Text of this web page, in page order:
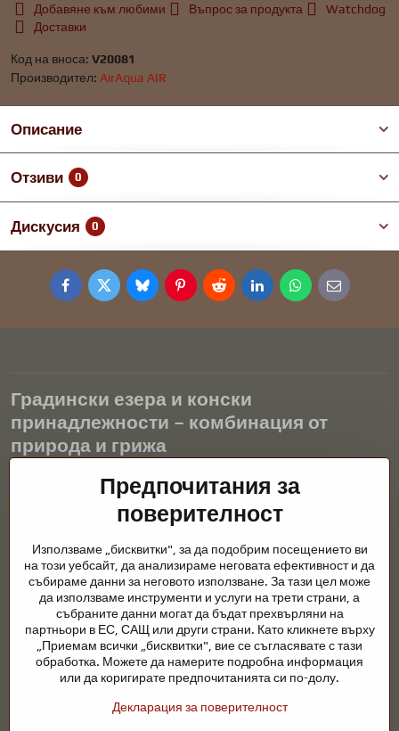
Добавяне към любими Въпрос за продукта
Watchdog
Доставки
Код на вноса: V20081
Производител: AirAqua AIR
Описание
Отзиви 0
Дискусия 0
FacebookTwitterBlueskyPinterestRedditLinkedInWhatsApp
E-
mail
Градински езера и конски
принадлежности – комбинация от
природа и грижа
Градинските езера са красиво допълнение към всеки екстериор
и създават хармонична среда за релаксация и живот на водните
животни. Правилната технология, филтрацията и редовната
през цялата година. Също толкова важна е грижата за
животните, които са част от нашия живот.
Конете се нуждаят от висококачествени конски принадлежности,
правилно хранене и отговорни грижи, за да бъдат здрави, силни
и доволни. Независимо дали става въпрос за екипировка за
ездачи, развъдчици или любители на природата, целта е да се
създаде среда, която подкрепя естествения баланс,
Предпочитания за
поверителност
Използваме „бисквитки", за да подобрим посещението ви
на този уебсайт, да анализираме неговата ефективност и да
събираме данни за неговото използване. За тази цел може
да използваме инструменти и услуги на трети страни, а
събраните данни могат да бъдат прехвърляни на
партньори в ЕС, САЩ или други страни. Като кликнете върху
„Приемам всички „бисквитки", вие се съгласявате с тази
обработка. Можете да намерите подробна информация
или да коригирате предпочитанията си по-долу.
Декларация за поверителност